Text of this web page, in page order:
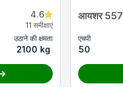
4.6
11 समीक्षाएं
उठाने की क्षमता
2100 kg
आयशर 557
एचपी
50